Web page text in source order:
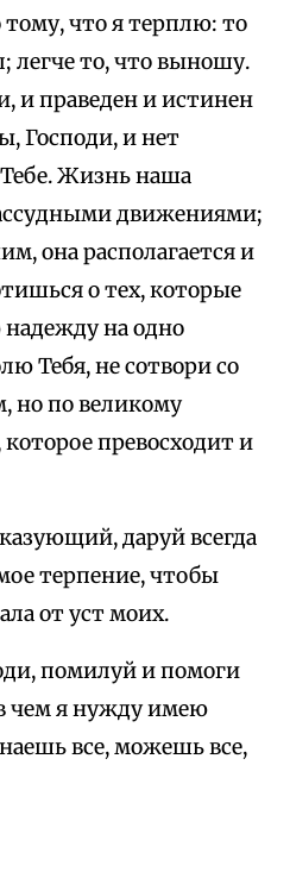
что я терплю: то
легче то, что выношу.
и праведен и истинен
Господи, и нет
Жизнь наша
движениями;
она располагается и
о тех, которые
на одно
Тебя, не сотвори со
но по великому
превосходит и
даруй всегда
терпение, чтобы
от уст моих.
помилуй и помоги
чем я нужду имею
все, можешь все,